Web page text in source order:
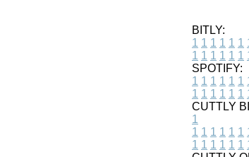
BITLY:
1 1 1 1 1 1
1 1 1 1 1 1
SPOTIFY:
1 1 1 1 1 1
1 1 1 1 1 1
CUTTLY
1
1 1 1 1 1 1
1 1 1 1 1 1